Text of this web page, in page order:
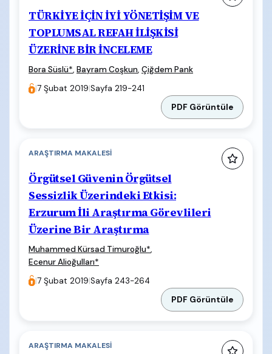
TÜRKİYE İÇİN İYİ YÖNETİŞİM VE
TOPLUMSAL REFAH İLİŞKİSİ
ÜZERİNE BİR İNCELEME
Bora Süslü*, Bayram Coşkun, Çiğdem Pank
|7 Şubat 2019|Sayfa 219-241
PDF Görüntüle
ARAŞTIRMA MAKALESI
Örgütsel Güvenin Örgütsel
Sessizlik Üzerindeki Etkisi:
Erzurum İli Araştırma Görevlileri
Üzerine Bir Araştırma
Muhammed Kürsad Timuroğlu*,
Ecenur Alioğulları*
|7 Şubat 2019|Sayfa 243-264
PDF Görüntüle
ARAŞTIRMA MAKALESI